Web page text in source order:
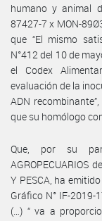
humano y animal
87427-7 x MON-
que “El mismo
N°412 del 10 de
el Codex
evaluación de la
ADN
que su homólogo
Que, por su
AGROPECUARIOS
Y PESCA, ha
Gráfico N° IF-2019-
(…) “ va a